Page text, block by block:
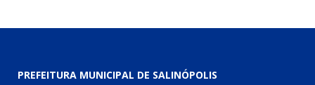
PREFEITURA MUNICIPAL DE SALINÓPOLIS